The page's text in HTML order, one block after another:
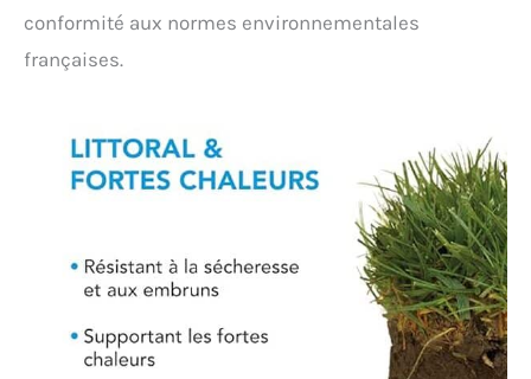
conformité aux normes environnementales
françaises.